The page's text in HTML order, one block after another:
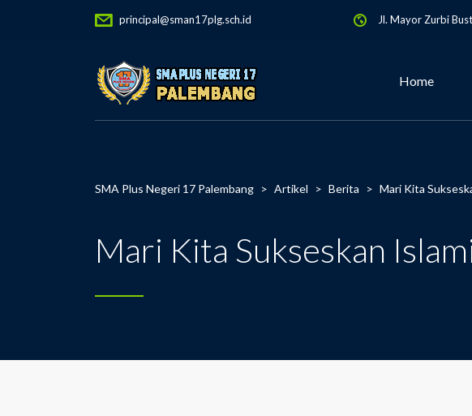
principal@sman17plg.sch.id Jl. Mayor Zurbi
Home
SMA Plus Negeri 17 Palembang > Artikel > Berita > Mari Kita
Mari Kita Sukseskan